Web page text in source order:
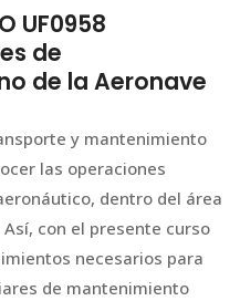
UF0958
de
de la Aeronave
y mantenimiento
las operaciones
dentro del área
con el presente curso
necesarios para
de mantenimiento